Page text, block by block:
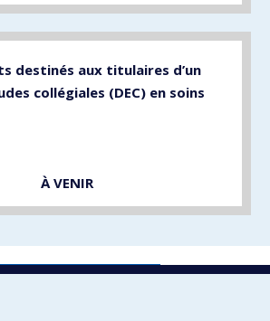
destinés aux titulaires d’un
collégiales (DEC) en soins
À VENIR
virtuelle du pavillon